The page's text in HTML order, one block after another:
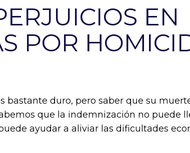
EN
POR
bastante duro, pero saber que su
que la indemnización no puede
ayudar a aliviar las dificultades